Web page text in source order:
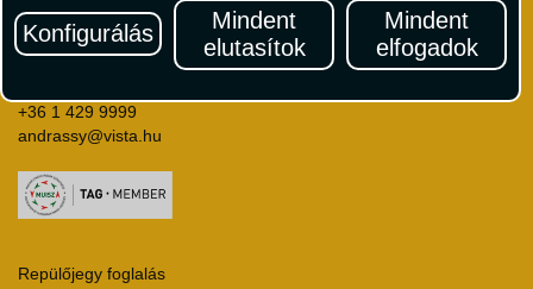
Konfigurálás
Mindent
elutasítok
Mindent
elfogadok
VISTA Utazási Iroda
+36 1 429 9999
andrassy@vista.hu
Repülőjegy foglalás